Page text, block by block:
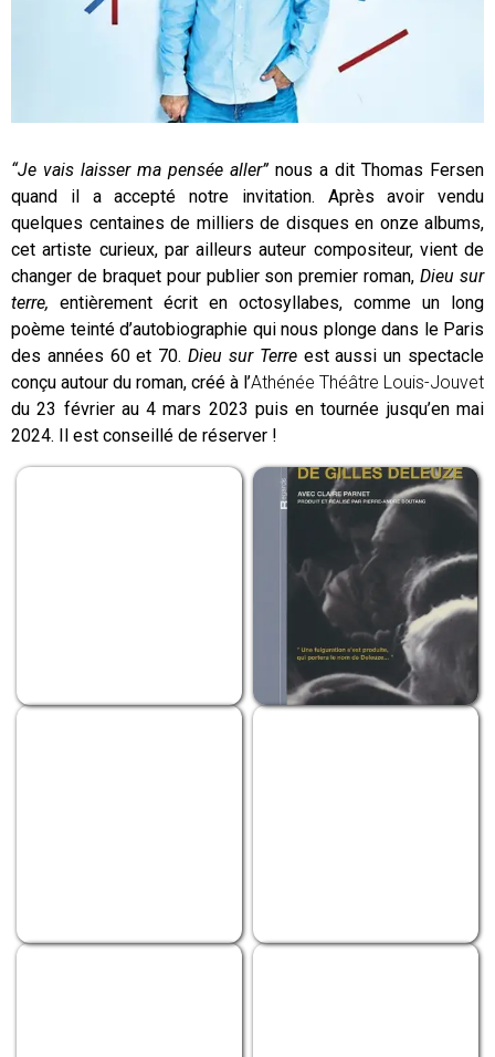
“Je vais laisser ma pensée aller”nous a dit Thomas Fersen
quand il a accepté notre invitation. Après avoir vendu
quelques centaines de milliers de disques en onze albums,
cet artiste curieux, par ailleurs auteur compositeur, vient de
changer de braquet pour publier son premier roman,Dieu sur
terre, entièrement écrit en octosyllabes, comme un long
poème teinté d’autobiographie qui nous plonge dans le Paris
des années 60 et 70.Dieu sur Terreest aussi un spectacle
conçu autour du roman, créé à l’Athénée Théâtre Louis-Jouvet
du 23 février au 4 mars 2023 puis en tournée jusqu’en mai
2024. Il est conseillé de réserver !